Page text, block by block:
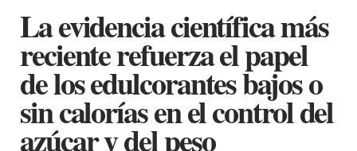
La evidencia científica más
reciente refuerza el papel
de los edulcorantes bajos o
sin calorías en el control del
azúcar y del peso